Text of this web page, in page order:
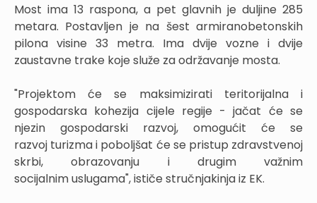
Most ima 13 raspona, a pet glavnih je duljine 285
metara. Postavljen je na šest armiranobetonskih
pilona visine 33 metra. Ima dvije vozne i dvije
zaustavne trake koje služe za održavanje mosta.
"Projektom će se maksimizirati teritorijalna i
gospodarska kohezija cijele regije - jačat će se
njezin gospodarski razvoj, omogućit će se
razvoj turizma i poboljšat će se pristup zdravstvenoj
skrbi, obrazovanju i drugim važnim
socijalnim uslugama", ističe stručnjakinja iz EK.